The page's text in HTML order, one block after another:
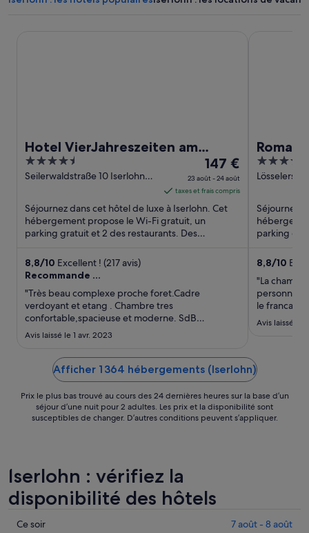
Hotel VierJahreszeiten am
Seilersee
4.5
out
5
Seilerwaldstraße 10 Iserlohn
Le
prix
est
de 147 €
par
nuit
147 €
23 août - 24 août
taxes et frais compris
Séjournez dans cet hôtel de luxe à Iserlohn. Cet
hébergement propose le Wi-Fi gratuit, un
parking gratuit et 2 des restaurants. Des
8,8/10 Excellent ! (217 avis)
Recommande ...
"Très beau complexe proche foret.Cadre
verdoyant et etang . Chambre tres
confortable,spacieuse et moderne. SdB
remarquable. Prestation haut de gamme. Seul hic
Autre point positif Accès spa ... Acces rapide à
voie rapide ."
Avis laissé le 1 avr. 2023
4
out
5
Lösselerstr.
Séjournez
parking
8,8/10
"La
personnel
le francais
vraiment
Avis laissé le
Afficher 1 364 hébergements (Iserlohn)
Prix le plus bas trouvé au cours des 24 dernières heures sur la base d’un
séjour d’une nuit pour 2 adultes. Les prix et la disponibilité sont
susceptibles de changer. D’autres conditions peuvent s’appliquer.
Iserlohn : vérifiez la
disponibilité des hôtels
Consulter
Ce soir 7 août - 8 août